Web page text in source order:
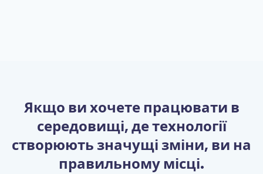
Якщо ви хочете працювати в
середовищі, де технології
створюють значущі зміни, ви на
правильному місці.